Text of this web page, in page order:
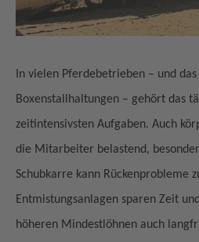
In vielen Pferdebetrieben – und
Boxenstallhaltungen – gehört das
zeitintensivsten Aufgaben. Auch
die Mitarbeiter belastend,
Schubkarre kann Rückenprobleme
Entmistungsanlagen sparen Zeit
höheren Mindestlöhnen auch